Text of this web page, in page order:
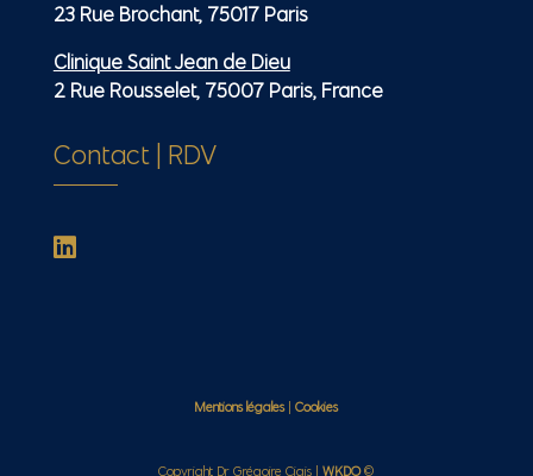
23 Rue Brochant, 75017 Paris
Clinique Saint Jean de Dieu
2 Rue Rousselet, 75007 Paris, France
Contact | RDV

Mentions légales|Cookies
Copyright Dr Grégoire Ciais |WKDO©